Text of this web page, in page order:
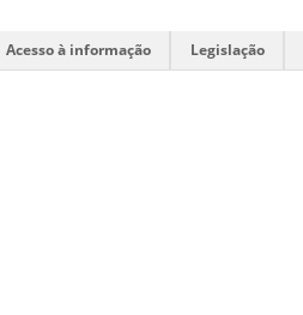
Acesso à informação Legislação